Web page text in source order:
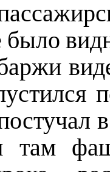
было